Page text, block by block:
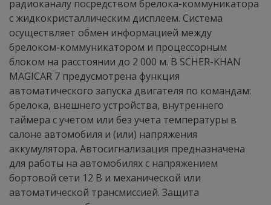
радиоканалу посредством брелока-коммуникатора
с жидкокристаллическим дисплеем. Система
осуществляет обмен информацией между
брелоком-коммуникатором и процессорным
блоком на расстоянии до 2 000 м. В SCHER-KHAN
MAGICAR 7 предусмотрена функция
автоматического запуска двигателя по командам:
брелока, внешнего устройства, внутреннего
таймера с учетом или без учета температуры в
салоне автомобиля и (или) напряжения
аккумулятора. Автосигнализация предназначена
для работы на автомобилях с напряжением
бортовой сети 12 В и механической или
автоматической трансмиссией. Защита